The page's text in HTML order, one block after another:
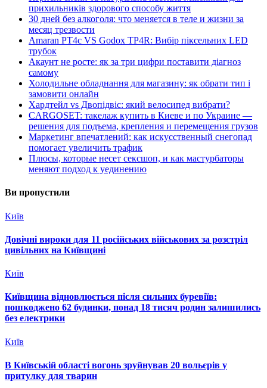
прихильників здорового способу життя
30 дней без алкоголя: что меняется в теле и жизни за
месяц трезвости
Amaran PT4c VS Godox TP4R: Вибір піксельних LED
трубок
Акаунт не росте: як за три цифри поставити діагноз
самому
Холодильне обладнання для магазину: як обрати тип і
замовити онлайн
Хардтейл vs Двопідвіс: який велосипед вибрати?
CARGOSET: такелаж купить в Киеве и по Украине —
решения для подъема, крепления и перемещения грузов
Маркетинг впечатлений: как искусственный снегопад
помогает увеличить трафик
Плюсы, которые несет сексшоп, и как мастурбаторы
меняют подход к уединению
Ви пропустили
Київ
Довічні вироки для 11 російських військових за розстріл
цивільних на Київщині
Київ
Київщина відновлюється після сильних буревіїв:
пошкоджено 62 будинки, понад 18 тисяч родин залишились
без електрики
Київ
В Київській області вогонь зруйнував 20 вольєрів у
притулку для тварин